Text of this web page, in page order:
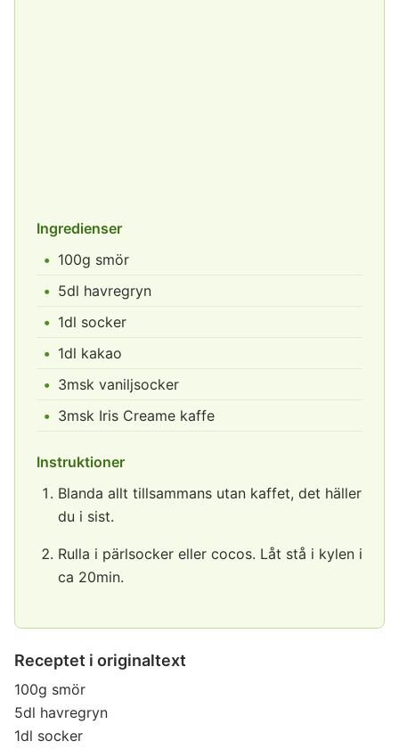
Ingredienser
100g smör
5dl havregryn
1dl socker
1dl kakao
3msk vaniljsocker
3msk Iris Creame kaffe
Instruktioner
Blanda allt tillsammans utan kaffet, det häller
du i sist.
Rulla i pärlsocker eller cocos. Låt stå i kylen i
ca 20min.
Receptet i originaltext
100g smör
5dl havregryn
1dl socker